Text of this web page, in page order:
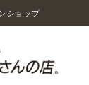
ショップ